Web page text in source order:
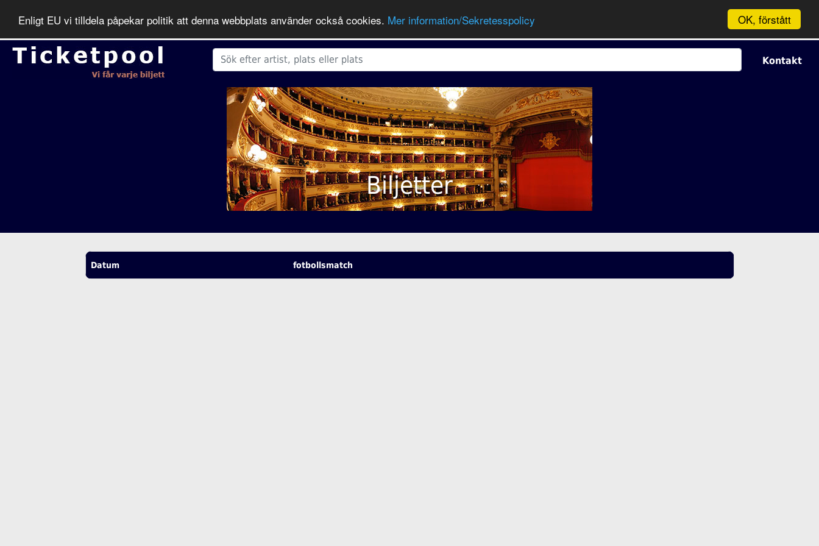
OK, förstått
Enligt EU vi tilldela påpekar politik att denna webbplats använder också cookies. Mer information/Sekretesspolicy
Kontakt
Biljetter
Datum fotbollsmatch